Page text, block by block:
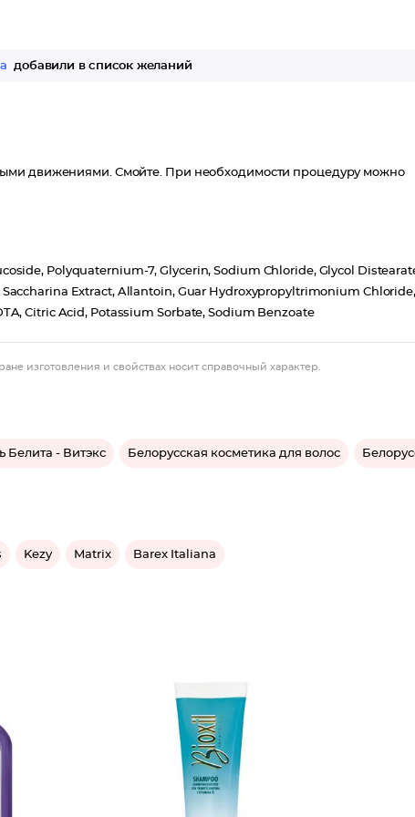
добавили в список желаний
движениями. Смойте. При необходимости процедуру можно
Polyquaternium-7, Glycerin, Sodium Chloride, Glycol
Extract, Allantoin, Guar Hydroxypropyltrimonium Chloride,
Citric Acid, Potassium Sorbate, Sodium Benzoate
изготовления и свойствах носит справочный характер.
Белита - Витэкс Белорусская косметика для волос
Kezy Matrix Barex Italiana